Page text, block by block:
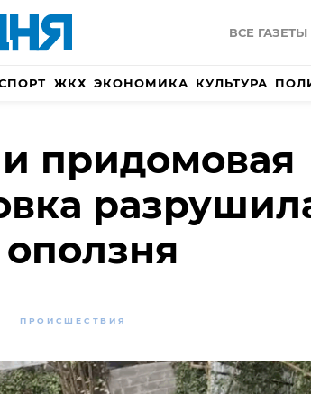
ВСЕ ГАЗЕТЫ
ЖКХ ЭКОНОМИКА КУЛЬТУРА
придомовая
оползня
ПРОИСШЕСТВИЯ